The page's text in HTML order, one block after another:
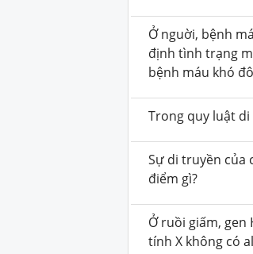
Ở nguời, bệnh
định tình trạng
bệnh máu khó
Trong quy luật
Sự di truyền của
điểm gì?
Ở ruồi giấm, gen
tính X không có